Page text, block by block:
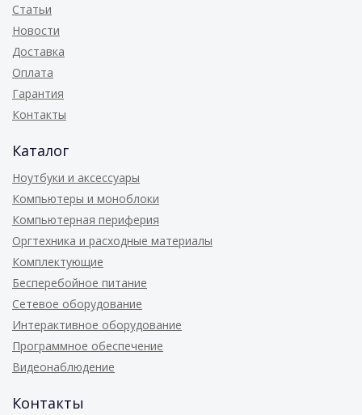
Статьи
Новости
Доставка
Оплата
Гарантия
Контакты
Каталог
Ноутбуки и аксессуары
Компьютеры и моноблоки
Компьютерная периферия
Оргтехника и расходные материалы
Комплектующие
Бесперебойное питание
Сетевое оборудование
Интерактивное оборудование
Программное обеспечение
Видеонаблюдение
Контакты